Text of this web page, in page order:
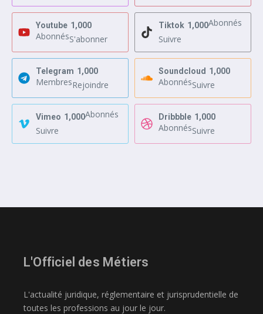
Youtube 1,000
AbonnésS'abonner
Tiktok 1,000Abonnés
Suivre
Telegram 1,000
MembresRejoindre
Soundcloud 1,000
AbonnésSuivre
Vimeo 1,000Abonnés
Suivre
Dribbble 1,000
AbonnésSuivre
L'Officiel des Métiers
L'actualité juridique, réglementaire et jurisprudentielle de
toutes les professions au jour le jour.